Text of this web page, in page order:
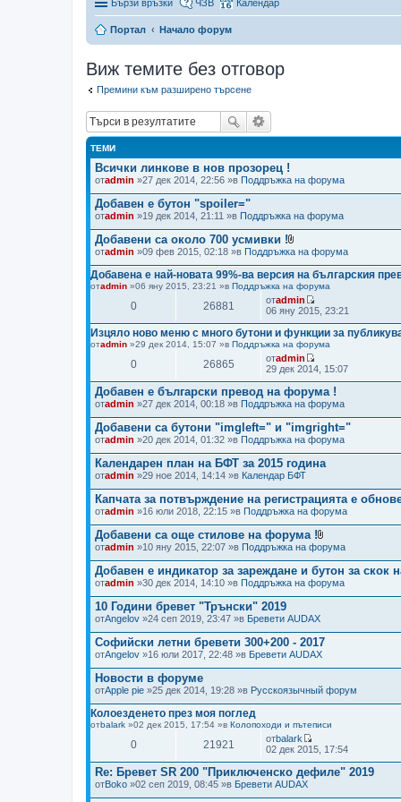
Бързи връзки ЧЗВ Календар
Портал Начало форум
Виж темите без отговор
Премини към разширено търсене
ТЕМИ
Всички линкове в нов прозорец !
отadmin »27 дек 2014, 22:56 »в Поддръжка на форума
Добавен е бутон "spoiler="
отadmin »19 дек 2014, 21:11 »в Поддръжка на форума
Добавени са около 700 усмивки !
П
и
к
а
ч
е
н
(
и
)
ф
й
л
(
о
в
е
)
отadmin »09 фев 2015, 02:18 »в Поддръжка на форума
Добавена е най-новата 99%-ва версия на българския
отadmin »06 яну 2015, 23:21 »в Поддръжка на форума
0 26881 отadmin
В
ж
п
о
л
е
д
н
и
т
е
м
н
е
и
я
06 яну 2015, 23:21
Изцяло ново меню с много бутони и функции за
отadmin »29 дек 2014, 15:07 »в Поддръжка на форума
0 26865 отadmin
В
и
ж
п
о
с
л
е
д
н
е
м
н
е
н
и
я
29 дек 2014, 15:07
Добавен е български превод на форума !
отadmin »27 дек 2014, 00:18 »в Поддръжка на форума
Добавени са бутони "imgleft=" и "imgright="
отadmin »20 дек 2014, 01:32 »в Поддръжка на форума
Календарен план на БФТ за 2015 година
отadmin »29 ное 2014, 14:14 »в Календар БФТ
Капчата за потвърждение на регистрацията е
отadmin »16 юли 2018, 22:15 »в Поддръжка на форума
Добавени са още стилове на форума !
П
р
к
а
ч
(
и
а
л
(
в
)
отadmin »10 яну 2015, 22:07 »в Поддръжка на форума
Добавен е индикатор за зареждане и бутон за скок
отadmin »30 дек 2014, 14:10 »в Поддръжка на форума
10 Години бревет "Трънски" 2019
отAngelov »24 сеп 2019, 23:47 »в Бревети AUDAX
Софийски летни бревети 300+200 - 2017
отAngelov »16 юли 2017, 22:48 »в Бревети AUDAX
Новости в форуме
отApple pie »25 дек 2014, 19:28 »в Русскоязычный форум
Колоезденето през моя поглед
отbalark »02 дек 2015, 17:54 »в Колопоходи и пътеписи
0 21921 отbalark
В
ж
п
02 дек 2015, 17:54
Re: Бревет SR 200 "Приключенско дефиле" 2019
отBoko »02 сеп 2019, 08:45 »в Бревети AUDAX